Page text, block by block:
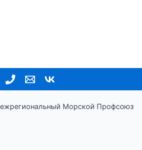
Морской Профсоюз